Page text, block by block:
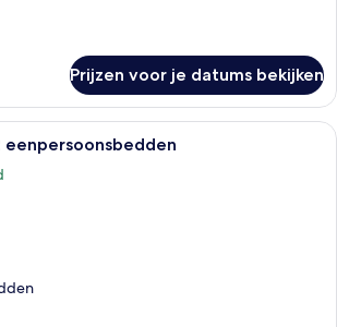
Prijzen voor je datums bekijken
Hotelkamer met een groot bed, een
eenpersoonsbedden